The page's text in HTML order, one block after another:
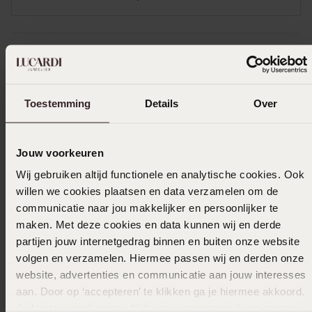
Toestemming Details Over
Jouw voorkeuren
Wij gebruiken altijd functionele en analytische cookies. Ook
willen we cookies plaatsen en data verzamelen om de
communicatie naar jou makkelijker en persoonlijker te
maken. Met deze cookies en data kunnen wij en derde
partijen jouw internetgedrag binnen en buiten onze website
volgen en verzamelen. Hiermee passen wij en derden onze
website, advertenties en communicatie aan jouw interesses
aan. Door op ‘accepteren’ te klikken ga je hiermee akkoord.
Ook leuk voor jou